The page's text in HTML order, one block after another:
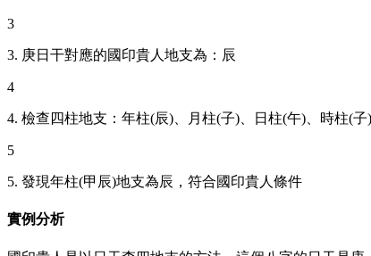
3
3. 庚日干對應的國印貴人地支為：辰
4
4. 檢查四柱地支：年柱(辰)、月柱(子)、日柱(午)、時柱(子)
5
5. 發現年柱(甲辰)地支為辰，符合國印貴人條件
實例分析